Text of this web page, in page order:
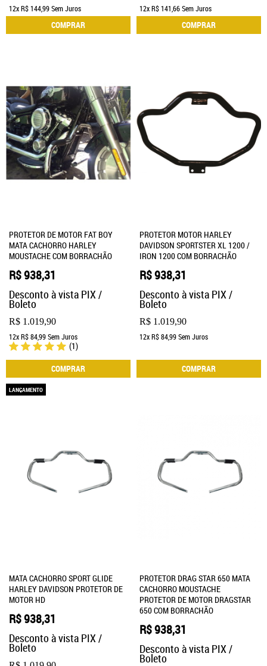
12xR$ 144,99Sem Juros
COMPRAR
12xR$ 141,66Sem Juros
COMPRAR
PROTETOR DE MOTOR FAT BOY
MATA CACHORRO HARLEY
MOUSTACHE COM BORRACHÃO
(1)
R$ 1.019,90
R$ 938,31
Desconto à vista PIX /
Boleto
12xR$ 84,99Sem Juros
COMPRAR
PROTETOR MOTOR HARLEY
DAVIDSON SPORTSTER XL 1200 /
IRON 1200 COM BORRACHÃO
R$ 1.019,90
R$ 938,31
Desconto à vista PIX /
Boleto
12xR$ 84,99Sem Juros
COMPRAR
LANÇAMENTO
MATA CACHORRO SPORT GLIDE
HARLEY DAVIDSON PROTETOR DE
MOTOR HD
R$ 938,31
Desconto à vista PIX /
Boleto
PROTETOR DRAG STAR 650 MATA
CACHORRO MOUSTACHE
PROTETOR DE MOTOR DRAGSTAR
650 COM BORRACHÃO
R$ 938,31
Desconto à vista PIX /
Boleto